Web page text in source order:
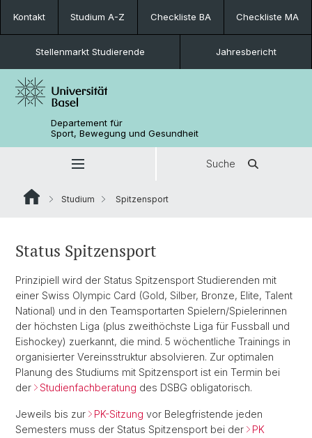
Kontakt Studium A-Z Checkliste BA Checkliste MA
Stellenmarkt Studierende Jahresbericht
Departement für
Sport, Bewegung und Gesundheit
Suche
Studium Spitzensport
Status Spitzensport
Prinzipiell wird der Status Spitzensport Studierenden mit
einer Swiss Olympic Card (Gold, Silber, Bronze, Elite, Talent
National) und in den Teamsportarten Spielern/Spielerinnen
der höchsten Liga (plus zweithöchste Liga für Fussball und
Eishockey) zuerkannt, die mind. 5 wöchentliche Trainings in
organisierter Vereinsstruktur absolvieren. Zur optimalen
Planung des Studiums mit Spitzensport ist ein Termin bei
der
Studienfachberatung des DSBG obligatorisch.
Jeweils bis zur PK-Sitzung vor Belegfristende jeden
Semesters muss der Status Spitzensport bei der
PK